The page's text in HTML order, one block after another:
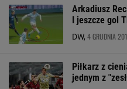
Arkadiusz
I jeszcze gol
DW, 4 GRUDNIA
Piłkarz z
jednym z